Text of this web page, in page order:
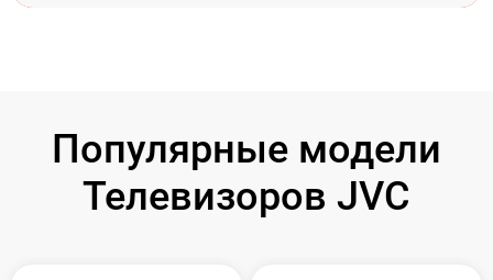
Популярные модели
Телевизоров JVC